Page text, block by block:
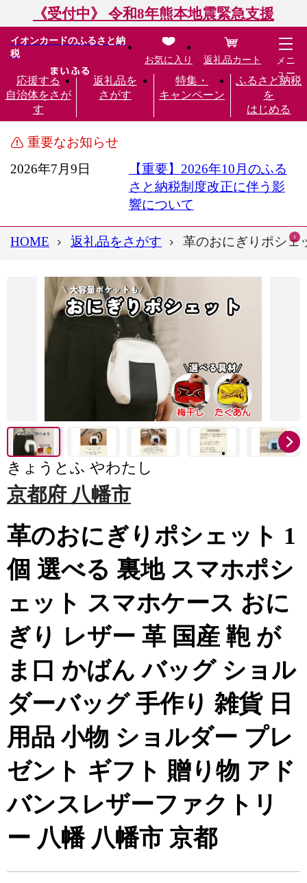
《受付中》 令和8年熊本地震緊急支援
イオンカードのふるさと納
税
応援する
自治体をさが
す
返礼品を
さがす
特集・
キャンペーン
ふるさと納税
を
はじめる
お気に入り 返礼品カート
メニ
ュー
重要なお知らせ
2026年7月9日
【重要】2026年10月のふる
さと納税制度改正に伴う影
響について
HOME 返礼品をさがす 革のおにぎりポシェ
きょうとふ やわたし
京都府 八幡市
革のおにぎりポシェット 1
個 選べる 裏地 スマホポシ
ェット スマホケース おに
ぎり レザー 革 国産 鞄 が
ま口 かばん バッグ ショル
ダーバッグ 手作り 雑貨 日
用品 小物 ショルダー プレ
ゼント ギフト 贈り物 アド
バンスレザーファクトリ
ー 八幡 八幡市 京都